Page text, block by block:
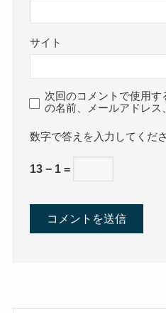
サイト
次回のコメントで使用
の名前、メールアドレス
数字で答えを入力してくだ
13 − 1 =